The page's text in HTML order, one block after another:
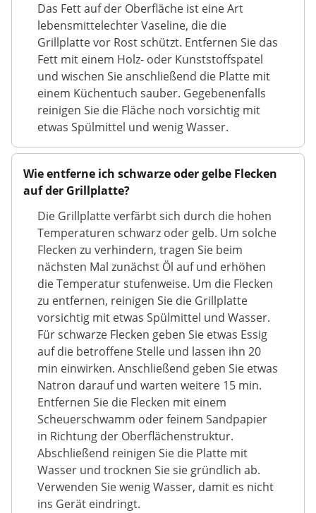
Das Fett auf der Oberfläche ist eine Art
lebensmittelechter Vaseline, die die
Grillplatte vor Rost schützt. Entfernen Sie das
Fett mit einem Holz- oder Kunststoffspatel
und wischen Sie anschließend die Platte mit
einem Küchentuch sauber. Gegebenenfalls
reinigen Sie die Fläche noch vorsichtig mit
etwas Spülmittel und wenig Wasser.
Wie entferne ich schwarze oder gelbe Flecken
auf der Grillplatte?
Die Grillplatte verfärbt sich durch die hohen
Temperaturen schwarz oder gelb. Um solche
Flecken zu verhindern, tragen Sie beim
nächsten Mal zunächst Öl auf und erhöhen
die Temperatur stufenweise. Um die Flecken
zu entfernen, reinigen Sie die Grillplatte
vorsichtig mit etwas Spülmittel und Wasser.
Für schwarze Flecken geben Sie etwas Essig
auf die betroffene Stelle und lassen ihn 20
min einwirken. Anschließend geben Sie etwas
Natron darauf und warten weitere 15 min.
Entfernen Sie die Flecken mit einem
Scheuerschwamm oder feinem Sandpapier
in Richtung der Oberflächenstruktur.
Abschließend reinigen Sie die Platte mit
Wasser und trocknen Sie sie gründlich ab.
Verwenden Sie wenig Wasser, damit es nicht
ins Gerät eindringt.